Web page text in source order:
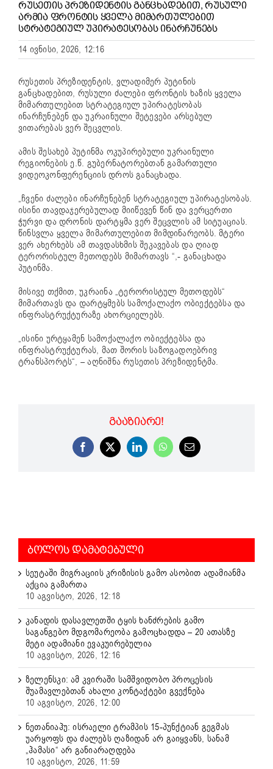
ᲠᲣᲡᲔᲗᲘᲡ ᲞᲠᲔᲖᲘᲓᲔᲜᲢᲘᲡ ᲒᲐᲜᲪᲮᲐᲓᲔᲑᲘᲗ, ᲠᲣᲡᲣᲚᲘ
ᲐᲠᲛᲘᲐ ᲤᲠᲝᲜᲢᲘᲡ ᲧᲕᲔᲚᲐ ᲛᲘᲛᲐᲠᲗᲣᲚᲔᲑᲘᲗ
ᲡᲢᲠᲐᲢᲔᲒᲘᲣᲚ ᲣᲞᲘᲠᲐᲢᲔᲡᲝᲑᲐᲡ ᲘᲜᲐᲠᲩᲣᲜᲔᲑᲡ
14 ივნისი, 2026, 12:16
რუსეთის პრეზიდენტის, ვლადიმერ პუტინის
განცხადებით, რუსული ძალები ფრონტის ხაზის ყველა
მიმართულებით სტრატეგიულ უპირატესობას
ინარჩუნებენ და უკრაინული შეტევები არსებულ
ვითარებას ვერ შეცვლის.
ამის შესახებ პუტინმა ოკუპირებული უკრაინული
რეგიონების ე.წ. გუბერნატორებთან გამართული
ვიდეოკონფერენციის დროს განაცხადა.
„ჩვენი ძალები ინარჩუნებენ სტრატეგიულ უპირატესობას.
ისინი თავდაჯერებულად მიიწევენ წინ და ვერცერთი
ჭურვი და დრონის დარტყმა ვერ შეცვლის ამ სიტუაციას.
წინსვლა ყველა მიმართულებით მიმდინარეობს. მტერი
ვერ ახერხებს ამ თავდასხმის შეკავებას და ღიად
ტერორისტულ მეთოდებს მიმართავს “,- განაცხადა
პუტინმა.
მისივე თქმით, უკრაინა „ტერორისტულ მეთოდებს“
მიმართავს და დარტყმებს სამოქალაქო ობიექტებსა და
ინფრასტრუქტურაზე ახორციელებს.
„ისინი ურტყამენ სამოქალაქო ობიექტებსა და
ინფრასტრუქტურას, მათ შორის საზოგადოებრივ
ტრანსპორტს“, – აღნიშნა რუსეთის პრეზიდენტმა.
ᲒᲐᲐᲖᲘᲐᲠᲔ!
Facebook
X LinkedInWhatsApp
Email
ᲑᲝᲚᲝᲡ ᲓᲐᲛᲐᲢᲔᲑᲣᲚᲘ
სეუტაში მიგრაციის კრიზისის გამო ასობით ადამიანმა
აქცია გამართა
10 აგვისტო, 2026, 12:18
კანადის დასავლეთში ტყის ხანძრების გამო
საგანგებო მდგომარეობა გამოცხადდა – 20 ათასზე
მეტი ადამიანი ევაკუირებულია
10 აგვისტო, 2026, 12:16
ზელენსკი: ამ კვირაში სამშვიდობო პროცესის
შუამავლებთან ახალი კონტაქტები გვექნება
10 აგვისტო, 2026, 12:00
ნეთანიაჰუ: ისრაელი ტრამპის 15-პუნქტიან გეგმას
უარყოფს და ძალებს ღაზიდან არ გაიყვანს, სანამ
„ჰამასი“ არ განიარაღდება
10 აგვისტო, 2026, 11:59